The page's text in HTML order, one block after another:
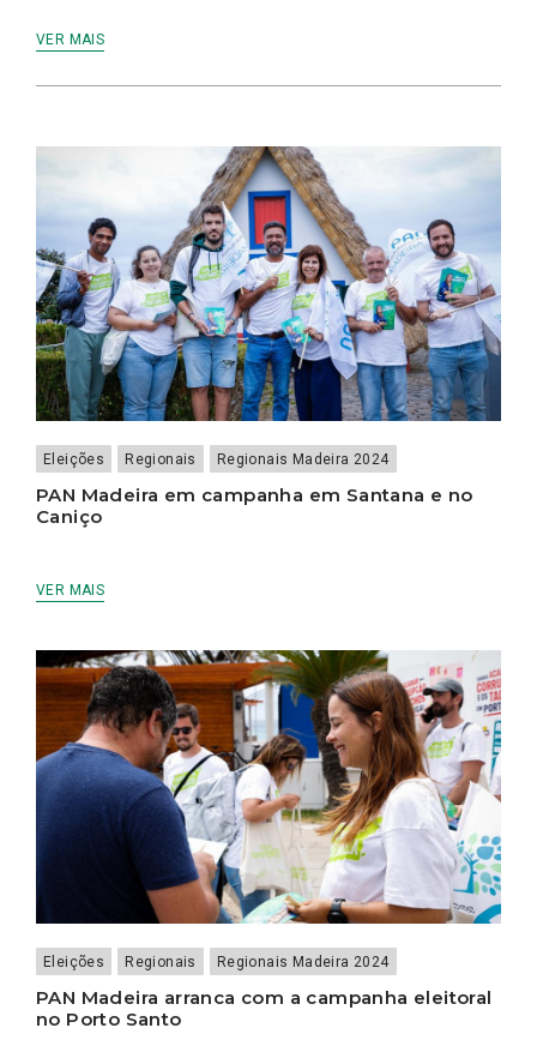
VER MAIS
Eleições Regionais Regionais Madeira 2024
PAN Madeira em campanha em Santana e no
Caniço
VER MAIS
Eleições Regionais Regionais Madeira 2024
PAN Madeira arranca com a campanha eleitoral
no Porto Santo